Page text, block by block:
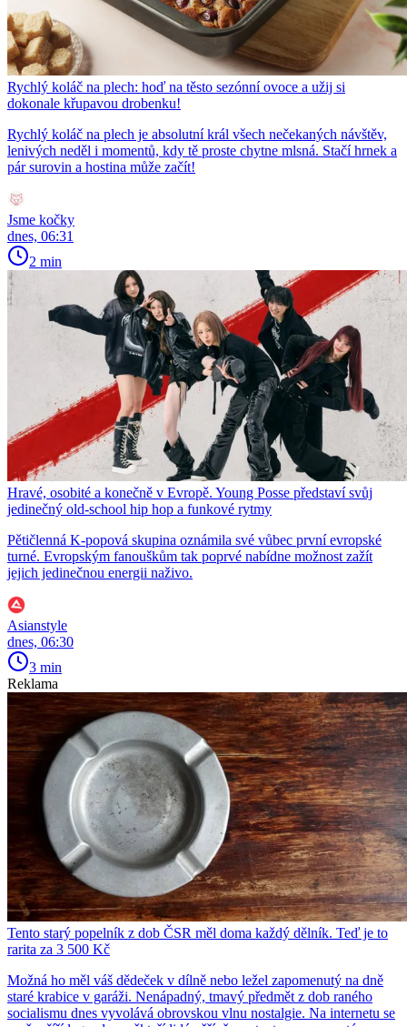
Rychlý koláč na plech: hoď na těsto sezónní ovoce a užij si
dokonale křupavou drobenku!
Rychlý koláč na plech je absolutní král všech nečekaných návštěv,
lenivých neděl i momentů, kdy tě proste chytne mlsná. Stačí hrnek a
pár surovin a hostina může začít!
Jsme kočky
dnes, 06:31
2 min
Hravé, osobité a konečně v Evropě. Young Posse představí svůj
jedinečný old-school hip hop a funkové rytmy
Pětičlenná K-popová skupina oznámila své vůbec první evropské
turné. Evropským fanouškům tak poprvé nabídne možnost zažít
jejich jedinečnou energii naživo.
Asianstyle
dnes, 06:30
3 min
Reklama
Tento starý popelník z dob ČSR měl doma každý dělník. Teď je to
rarita za 3 500 Kč
Možná ho měl váš dědeček v dílně nebo ležel zapomenutý na dně
staré krabice v garáži. Nenápadný, tmavý předmět z dob raného
socialismu dnes vyvolává obrovskou vlnu nostalgie. Na internetu se